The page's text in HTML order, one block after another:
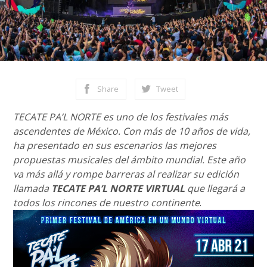
Share Tweet
TECATE PA’L NORTE es uno de los festivales más
ascendentes de México. Con más de 10 años de vida,
ha presentado en sus escenarios las mejores
propuestas musicales del ámbito mundial. Este año
va más allá y rompe barreras al realizar su edición
llamada TECATE PA’L NORTE VIRTUAL que llegará a
todos los rincones de nuestro continente.